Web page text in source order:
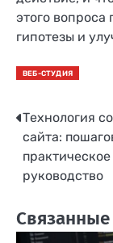
этого
гипотезы и
ВЕБ-СТУДИЯ
Навигация
по
записям
Технология
сайта:
практическое
руководство
Связанные